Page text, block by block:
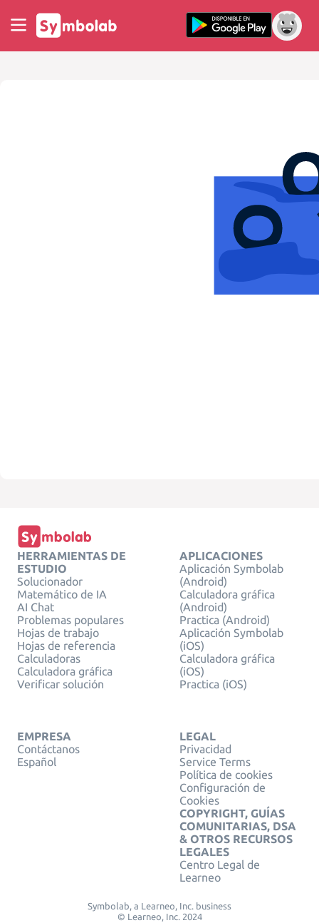
HERRAMIENTAS DE
ESTUDIO
Solucionador
Matemático de IA
AI Chat
Problemas populares
Hojas de trabajo
Hojas de referencia
Calculadoras
Calculadora gráfica
Verificar solución
APLICACIONES
Aplicación Symbolab
(Android)
Calculadora gráfica
(Android)
Practica (Android)
Aplicación Symbolab
(iOS)
Calculadora gráfica
(iOS)
Practica (iOS)
EMPRESA
Contáctanos
Español
LEGAL
Privacidad
Service Terms
Política de cookies
Configuración de
Cookies
COPYRIGHT, GUÍAS
COMUNITARIAS, DSA
& OTROS RECURSOS
LEGALES
Centro Legal de
Learneo
Symbolab, a Learneo, Inc. business
© Learneo, Inc. 2024